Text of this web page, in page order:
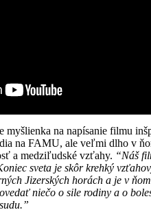
myšlienka na napísanie filmu
na FAMU, ale veľmi dlho v
a medziľudské vzťahy. “Náš
sveta je skôr krehký
Jizerských horách a je v
niečo o sile rodiny a o